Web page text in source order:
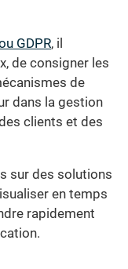
GDPR, il
de consigner les
de
dans la gestion
clients et des
sur des solutions
en temps
rapidement